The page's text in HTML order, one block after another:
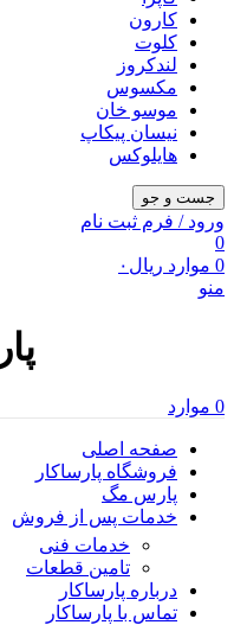
کارون
کلوت
لندکروز
مکسوس
موسو خان
نیسان پیکاپ
هایلوکس
جست و جو
ورود / فرم ثبت نام
0
0 موارد ریال ۰
منو
0 موارد
صفحه اصلی
فروشگاه پارساکار
پارس مگ
خدمات پس از فروش
خدمات فنی
تامین قطعات
درباره پارساکار
تماس با پارساکار